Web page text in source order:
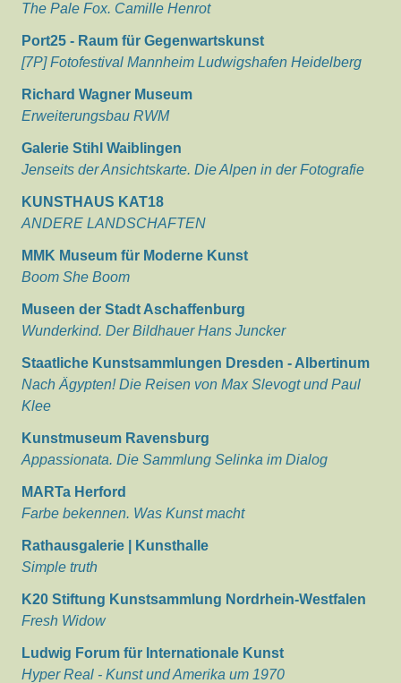
The Pale Fox. Camille Henrot
Port25 - Raum für Gegenwartskunst
[7P] Fotofestival Mannheim Ludwigshafen Heidelberg
Richard Wagner Museum
Erweiterungsbau RWM
Galerie Stihl Waiblingen
Jenseits der Ansichtskarte. Die Alpen in der Fotografie
KUNSTHAUS KAT18
ANDERE LANDSCHAFTEN
MMK Museum für Moderne Kunst
Boom She Boom
Museen der Stadt Aschaffenburg
Wunderkind. Der Bildhauer Hans Juncker
Staatliche Kunstsammlungen Dresden - Albertinum
Nach Ägypten! Die Reisen von Max Slevogt und Paul
Klee
Kunstmuseum Ravensburg
Appassionata. Die Sammlung Selinka im Dialog
MARTa Herford
Farbe bekennen. Was Kunst macht
Rathausgalerie | Kunsthalle
Simple truth
K20 Stiftung Kunstsammlung Nordrhein-Westfalen
Fresh Widow
Ludwig Forum für Internationale Kunst
Hyper Real - Kunst und Amerika um 1970